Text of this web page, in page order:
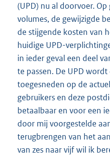
(UPD) nu al doorvoer.
volumes, de gewijzigde
de stijgende kosten van
huidige UPD-
in ieder geval een deel
te passen. De UPD
toegesneden op de
gebruikers en deze
betaalbaar en voor een
door mij voorgestelde
terugbrengen van het
van zes naar vijf wil ik